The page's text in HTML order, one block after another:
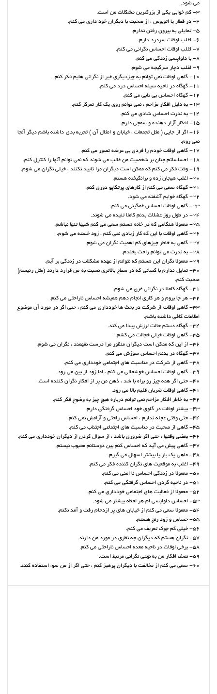
می شود.
3- کم خوابی یکی از بزرگترین مشکلات من است.
4- در قطار یا اتوبوس ، از صحبت با دیگران خود داری می کنم.
5- تمایلی به بیرون رفتن ندارم.
6- اغلب اوقات سردرد دارم.
7- اغلب اوقات احساس نگرانی می کنم.
8- با دلواپسی زندگی می کنم.
9- اغلب دچار سرگیجه می شوم.
10- گاهی اوقات نمی توانم به چیزدیگری غیر از نگرانی هایم فکر کنم.
11- گهگاه در ناحیه سینه احساس درد می کنم.
12- گهگاه احساس بی تابی می کنم.
13- به دلیل افکار مزاحم ، نمی توانم روی یک کار تمرکز کنم.
14- به ندرت احساس شادی می کنم.
15- افکار آزار دهنده و سمجی دارم.
16- اگر از جایی ( مثل تجمعات ، خیابان و امثال آن ) تجربه بدی داشته باشم دیگر آنجا
نمی روم.
17- گاهی اوقات خودم را فردی بی عرضه تصور می کنم.
18- احساساتم چنان بر شخصیت من غالب می شوند که نمی توانم آنها را کنترل کنم.
19- وقت فکر می کنم که ممکن است دیگران مرا تایید نکنند ، خیلی نگران می شوم.
20- اغلب هیجان زده و برانگیخته هستم.
21- گهگاه سعی می کنم از کارهای پرتکاپو دوری کنم.
22- گهگاه خوابم آشفته می شود.
23- گاهی اوقات احساس غمگینی می کنم.
24- در طول روز عضلات بدنم کاملا تنیده می شوند.
25- معمولا هنگامی که در خانه هستم سعی می کنم شبها تنها نباشم.
26- گاهی اوقات با این که کار زیادی نمی کنم ، زود خسته می شوم.
27- گاهی به خاطر چیزهای کم اهمیت نگران می شوم.
28- به ندرت می توانم راحت بخندم.
29- معمولا نگران این هستم که نتوانم از عهده مشکلات در زندگی بر آیم.
30- تمایل ندارم با کسانی که در سطح بالاتری نسبت به من قرارد دارند (مثل رئیسم)
صحبت کنم.
31- گهگاه کاملا در نگرانی غرق می شوم.
32- هر جا بروم و هر کاری انجام دهم همیشه احساس ناراحتی می کنم.
33- گاهی اوقات از شرکت در بحث ها خودداری می کنم ، حتی اگر در مورد آن موضوع
اطلاعات کافی داشته باشم.
34- گهگاه دستم حالت لرزش پیدا می کند.
35- گاهی اوقات خیلی خجالت می کشم.
36- از این که ممکن است دیگران منظور مرا درست نفهمند ، نگران می شوم.
37- گهگاه در بدنم احساس سوزش می کنم.
38- گاهی از شرکت در مناسبت های اجتماعی خودداری می کنم.
39- گاهی اوقات احساس خوشحالی می کنم ، اما زود از بین می رود.
40- حتی اگر همه چیز رو براه با شد ، ذهن من پر از افکار نگران کننده است.
41- گاهی اوقات ضربان قلبم بالا می رود.
42- به خاطر افکار مزاحم نمی توانم درباره هیچ چیز به وضوح فکر کنم.
43- بیشتر اوقات در گلوی خود احساس گرفتگی دارم.
44- حتی وقتی عجله ندارم ، احساس راحتی و آرامش نمی کنم.
45- گاهی از صحبت در مناسبت های اجتماعی اجتناب می کنم.
46- بعضی وقتها ، حتی اگر ضروری باشد ، از سوال کردن از دیگران خودداری می کنم.
47- گاهی پیش می آید که احساس کنم بین دوستانم محبوب نیستم.
48- ماهی یک بار یا بیشتر اسهال می گیرم.
49- اغلب به موقعیت های نگران کننده فکر می کنم.
50- معمولا در زندگی احساس نا امنی می کنم.
51- در ناحیه گردن احساس گرفتگی می کنم.
52- معمولا از فعالیت های اجتماعی خودداری می کنم.
53- احساس دلواپسی ام هر لحظه بیشتر می شود.
54- معمولا سعی می کنم از خیابان های پر ازدحام رفت و آمد نکنم.
55- حساس و زود رنج هستم.
56- خیلی کم جوک تعریف می کنم.
57- نگران هستم که دیگران چه نظری در مورد من دارند.
58- برخی اوقات در ناحیه معده احساس ناراحتی می کنم.
59- نصف افکار من به نوعی نگرانی مرتبط است.
60- سعی می کنم از مخالفت با دیگران پرهیز کنم ، حتی اگر از من سوء استفاده کنند.